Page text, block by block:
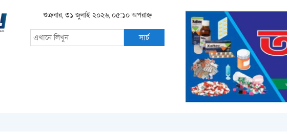
শুক্রবার, ৩১ জুলাই ২০২৬, ০৫:১০ অপরাহ্ন
সার্চ